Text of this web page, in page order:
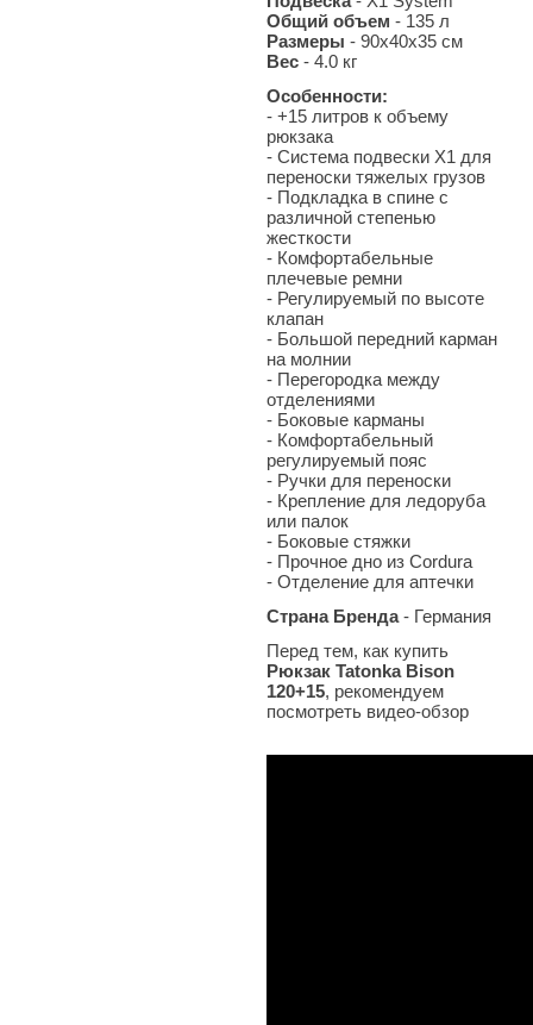
Общий объем - 135 л
Размеры - 90х40х35 см
Вес - 4.0 кг
Особенности:
- +15 литров к объему
рюкзака
- Система подвески Х1 для
переноски тяжелых грузов
- Подкладка в спине с
различной степенью
жесткости
- Комфортабельные
плечевые ремни
- Регулируемый по высоте
клапан
- Большой передний карман
на молнии
- Перегородка между
отделениями
- Боковые карманы
- Комфортабельный
регулируемый пояс
- Ручки для переноски
- Крепление для ледоруба
или палок
- Боковые стяжки
- Прочное дно из Cordura
- Отделение для аптечки
Страна Бренда- Германия
Перед тем, как купить
Рюкзак Tatonka Bison
120+15, рекомендуем
посмотреть видео-обзор